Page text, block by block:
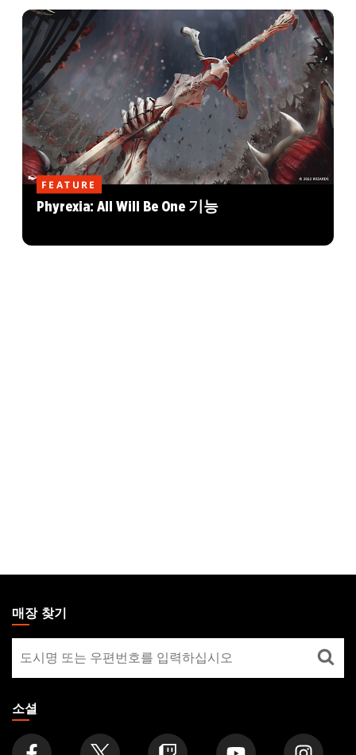
FEATURE
Phyrexia: All Will Be One 기능
THE
GATHERING
FOOTER
매장 찾기
장
찾
기
소셜